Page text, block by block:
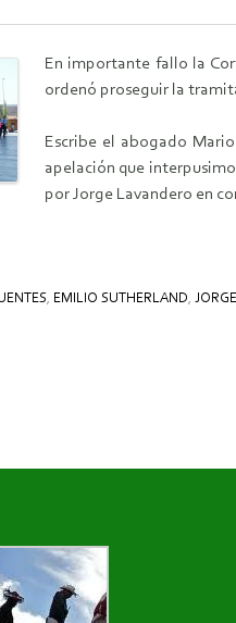
En importante fallo la
ordenó proseguir la
Escribe el abogado
apelación que
por Jorge Lavandero en
, EMILIO SUTHERLAND,